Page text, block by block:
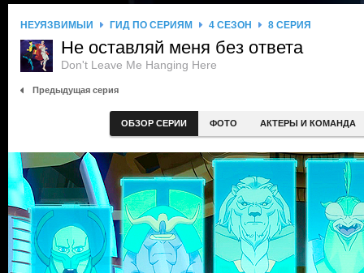
НЕУЯЗВИМЫЙ ГИД ПО СЕРИЯМ 4 СЕЗОН 8 СЕРИЯ
Не оставляй меня без ответа
Don't Leave Me Hanging Here
Предыдущая серия
ОБЗОР СЕРИИ ФОТО АКТЕРЫ И КОМАНДА